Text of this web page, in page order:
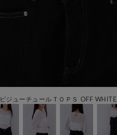
ビジューチュールＴＯＰＳ OFF WHITE